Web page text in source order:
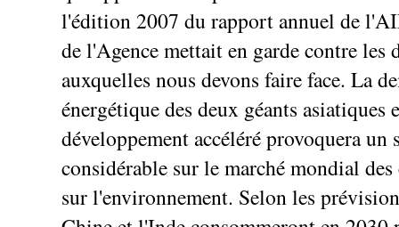
l'édition 2007 du rapport annuel de
de l'Agence mettait en garde contre les
auxquelles nous devons faire face. La
énergétique des deux géants asiatiques
développement accéléré provoquera un
considérable sur le marché mondial
sur l'environnement. Selon les